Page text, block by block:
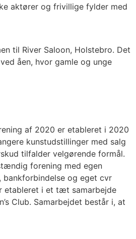
aktører og frivillige fylder med
til River Saloon, Holstebro. Det
åen, hvor gamle og unge
af 2020 er etableret i 2020
kunstudstillinger med salg
tilfalder velgørende formål.
forening med egen
og eget cvr
etableret i et tæt samarbejde
Club. Samarbejdet består i, at